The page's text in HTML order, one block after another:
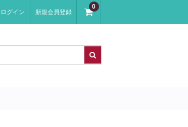
ログイン 新規会員登録
0